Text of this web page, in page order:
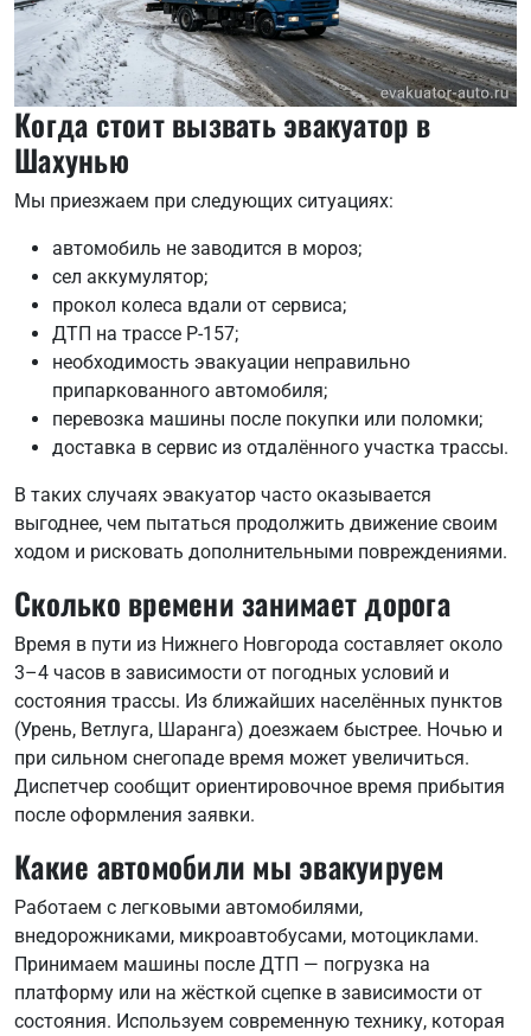
Когда стоит вызвать эвакуатор в
Шахунью
Мы приезжаем при следующих ситуациях:
автомобиль не заводится в мороз;
сел аккумулятор;
прокол колеса вдали от сервиса;
ДТП на трассе Р-157;
необходимость эвакуации неправильно
припаркованного автомобиля;
перевозка машины после покупки или поломки;
доставка в сервис из отдалённого участка трассы.
В таких случаях эвакуатор часто оказывается
выгоднее, чем пытаться продолжить движение своим
ходом и рисковать дополнительными повреждениями.
Сколько времени занимает дорога
Время в пути из Нижнего Новгорода составляет около
3–4 часов в зависимости от погодных условий и
состояния трассы. Из ближайших населённых пунктов
(Урень, Ветлуга, Шаранга) доезжаем быстрее. Ночью и
при сильном снегопаде время может увеличиться.
Диспетчер сообщит ориентировочное время прибытия
после оформления заявки.
Какие автомобили мы эвакуируем
Работаем с легковыми автомобилями,
внедорожниками, микроавтобусами, мотоциклами.
Принимаем машины после ДТП — погрузка на
платформу или на жёсткой сцепке в зависимости от
состояния. Используем современную технику, которая